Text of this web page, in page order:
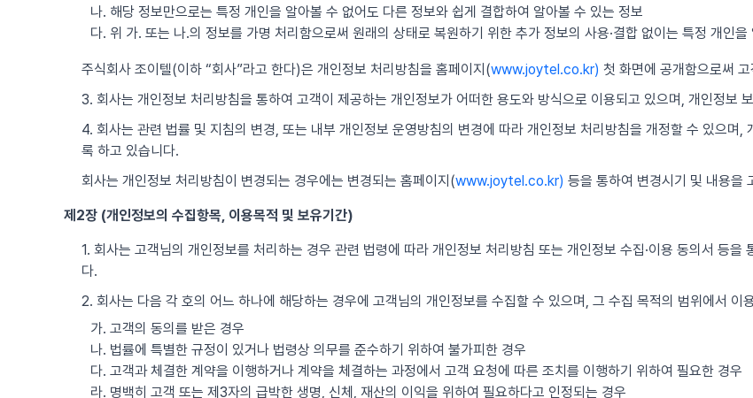
나. 해당 정보만으로는 특정 개인을 알아볼 수 없어도 다른 정보와 쉽게 결합하여 알아볼 수 있는 정보
다. 위 가. 또는 나.의 정보를 가명 처리함으로써 원래의 상태로 복원하기 위한 추가 정보의 사용·결합 없이는 특정 개인
주식회사 조이텔(이하 “회사”라고 한다)은 개인정보 처리방침을 홈페이지(www.joytel.co.kr) 첫 화면에 공개함으로써
3. 회사는 개인정보 처리방침을 통하여 고객이 제공하는 개인정보가 어떠한 용도와 방식으로 이용되고 있으며, 개인정보
4. 회사는 관련 법률 및 지침의 변경, 또는 내부 개인정보 운영방침의 변경에 따라 개인정보 처리방침을 개정할 수 있으며
록 하고 있습니다.
회사는 개인정보 처리방침이 변경되는 경우에는 변경되는 홈페이지(www.joytel.co.kr) 등을 통하여 변경시기 및 내용을
제2장 (개인정보의 수집항목, 이용목적 및 보유기간)
1. 회사는 고객님의 개인정보를 처리하는 경우 관련 법령에 따라 개인정보 처리방침 또는 개인정보 수집·이용 동의서 등
다.
2. 회사는 다음 각 호의 어느 하나에 해당하는 경우에 고객님의 개인정보를 수집할 수 있으며, 그 수집 목적의 범위에서 이
가. 고객의 동의를 받은 경우
나. 법률에 특별한 규정이 있거나 법령상 의무를 준수하기 위하여 불가피한 경우
다. 고객과 체결한 계약을 이행하거나 계약을 체결하는 과정에서 고객 요청에 따른 조치를 이행하기 위하여 필요한 경우
라. 명백히 고객 또는 제3자의 급박한 생명, 신체, 재산의 이익을 위하여 필요하다고 인정되는 경우